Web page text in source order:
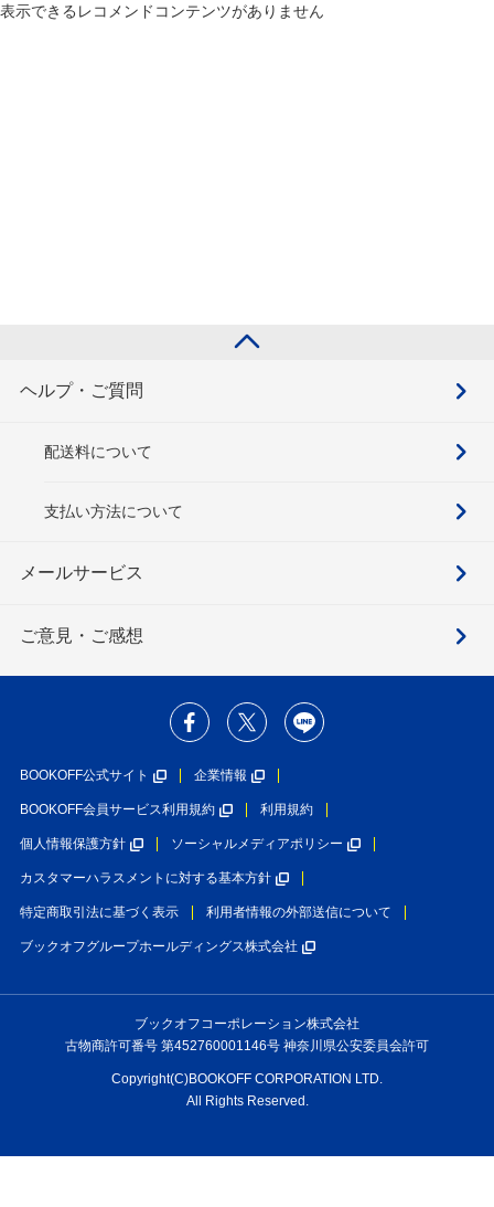
表示できるレコメンドコンテンツがありません
ヘルプ・ご質問
配送料について
支払い方法について
メールサービス
ご意見・ご感想
BOOKOFF公式サイト 企業情報
BOOKOFF会員サービス利用規約 利用規約
個人情報保護方針 ソーシャルメディアポリシー
カスタマーハラスメントに対する基本方針
特定商取引法に基づく表示 利用者情報の外部送信について
ブックオフグループホールディングス株式会社
ブックオフコーポレーション株式会社
古物商許可番号 第452760001146号 神奈川県公安委員会許可
Copyright(C)BOOKOFF CORPORATION LTD.
All Rights Reserved.